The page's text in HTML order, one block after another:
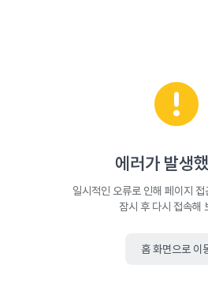
에러가 발생
일시적인 오류로 인해 페이지 접
잠시 후 다시 접속해
홈 화면으로 이